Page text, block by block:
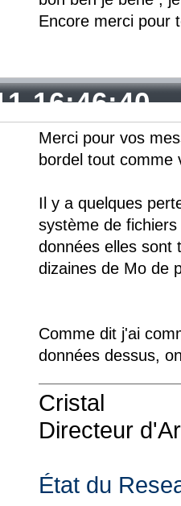
Encore merci pour
16:46:40
Merci pour vos
bordel tout comme
Il y a quelques
système de
données elles sont
dizaines de Mo de
Comme dit j'ai
données dessus,
Cristal
Directeur
État du